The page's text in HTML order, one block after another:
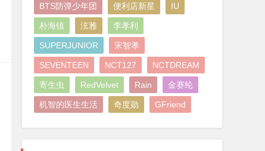
BTS防弹少年团 便利店新星 IU
朴海镇 泫雅 李孝利
SUPERJUNIOR 宋智孝
SEVENTEEN NCT127 NCTDREAM
寄生虫 RedVelvet Rain 金赛纶
机智的医生生活 奇度勋 GFriend